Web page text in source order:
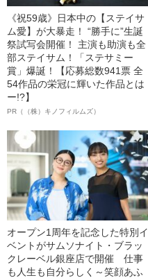
《祝59歳》日本中の【ステイサ
ム愛】が大暴走！ “勝手に”生誕
祭試写会開催！ 主演も助演も全
部ステイサム！「ステサミー
賞」爆誕！【応募総数941票 全
54作品の栄冠に輝いた作品とは
ー!?】
PR（（株）キノフィルムズ）
オープン1周年を記念した特別イ
ベントがサムソナイト・ブラッ
クレーベル銀座店で開催 仕事
も人生も自分らしく～笑顔あふ